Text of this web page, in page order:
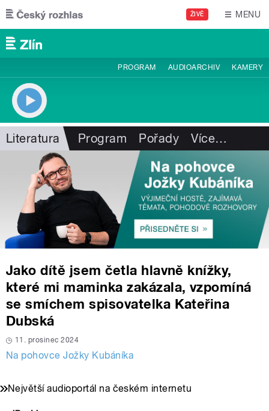
Přejít k hlavnímu obsahu
ŽIVĚ MENU
PROGRAM AUDIOARCHIV KAMERY
Literatura Program Pořady Více…
Jako dítě jsem četla hlavně knížky,
které mi maminka zakázala, vzpomíná
se smíchem spisovatelka Kateřina
Dubská
11. prosinec 2024
Na pohovce Jožky Kubáníka
Největší audioportál na českém internetu